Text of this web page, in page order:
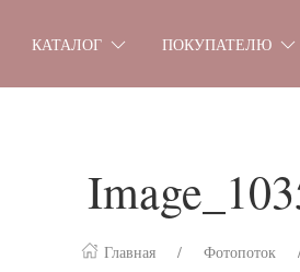
КАТАЛОГ ПОКУПАТЕЛЮ
Главная Фотопоток